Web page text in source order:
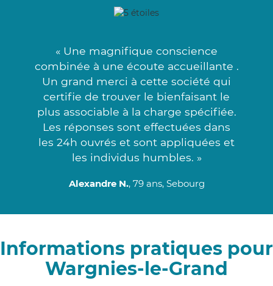
« Une magnifique conscience
combinée à une écoute accueillante .
Un grand merci à cette société qui
certifie de trouver le bienfaisant le
plus associable à la charge spécifiée.
Les réponses sont effectuées dans
les 24h ouvrés et sont appliquées et
les individus humbles. »
Alexandre N., 79 ans, Sebourg
Informations pratiques pour
Wargnies-le-Grand